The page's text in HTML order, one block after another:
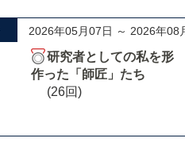
2026年05月07日 ～ 2026年08
研究者としての私を形
作った「師匠」たち
(26回)